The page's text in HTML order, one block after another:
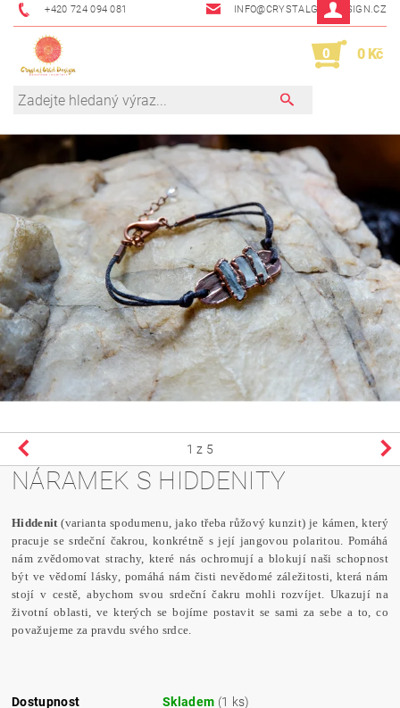
+420 724 094 081 INFO@CRYSTALGRIDDESIGN.CZ
0 0 Kč
1 z 5
NÁRAMEK S HIDDENITY
Hiddenit (varianta spodumenu, jako třeba růžový kunzit) je kámen, který
pracuje se srdeční čakrou, konkrétně s její jangovou polaritou. Pomáhá
nám zvědomovat strachy, které nás ochromují a blokují naši schopnost
být ve vědomí lásky, pomáhá nám čisti nevědomé záležitosti, která nám
stojí v cestě, abychom svou srdeční čakru mohli rozvíjet. Ukazují na
životní oblasti, ve kterých se bojíme postavit se sami za sebe a to, co
považujeme za pravdu svého srdce.
Dostupnost Skladem (1 ks)